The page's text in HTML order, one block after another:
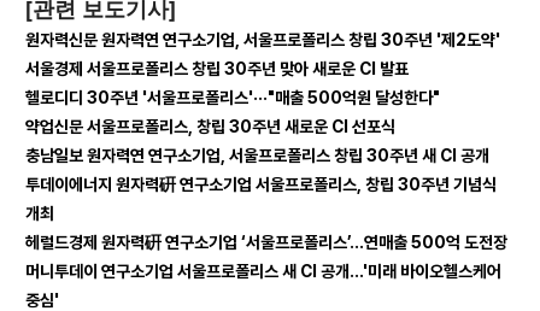
[관련 보도기사]
원자력신문원자력연 연구소기업, 서울프로폴리스 창립 30주년 '제2도약'
서울경제 서울프로폴리스 창립 30주년 맞아 새로운 CI 발표
헬로디디 30주년 '서울프로폴리스'···"매출 500억원 달성한다"
약업신문서울프로폴리스, 창립 30주년 새로운 CI 선포식
충남일보원자력연 연구소기업, 서울프로폴리스 창립 30주년 새 CI 공개
투데이에너지 원자력硏 연구소기업 서울프로폴리스, 창립 30주년 기념식
개최
헤럴드경제 원자력硏 연구소기업 ‘서울프로폴리스’…연매출 500억 도전장
머니투데이 연구소기업 서울프로폴리스 새 CI 공개…'미래 바이오헬스케어
중심'